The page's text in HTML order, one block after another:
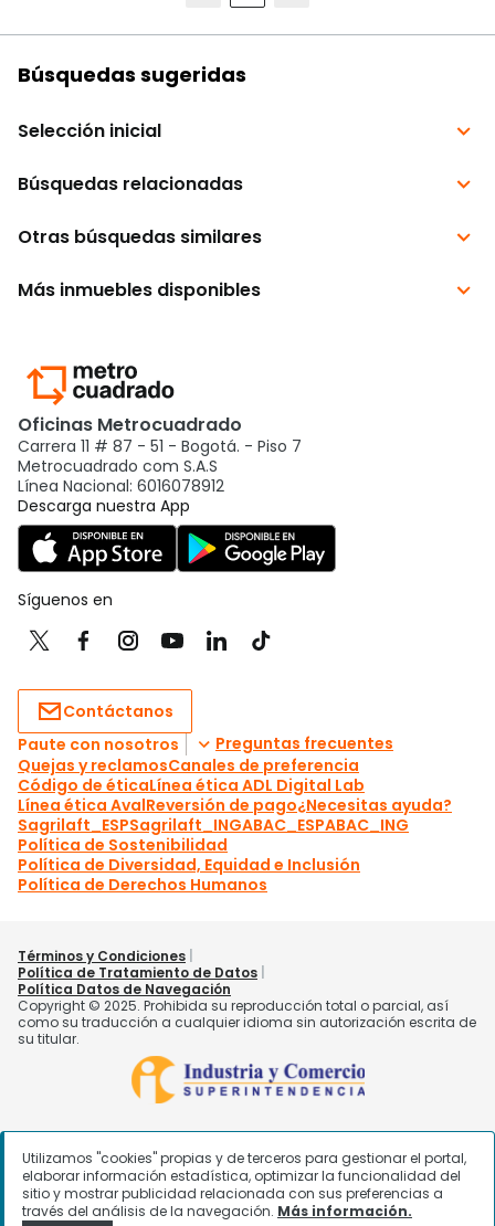
Utilizamos "cookies" propias y de terceros para gestionar el portal,
elaborar información estadística, optimizar la funcionalidad del
sitio y mostrar publicidad relacionada con sus preferencias a
través del análisis de la navegación. Más información.